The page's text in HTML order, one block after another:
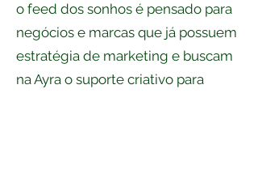
o feed dos sonhos é pensado para
negócios e marcas que já possuem
estratégia de marketing e buscam
na Ayra o suporte criativo para